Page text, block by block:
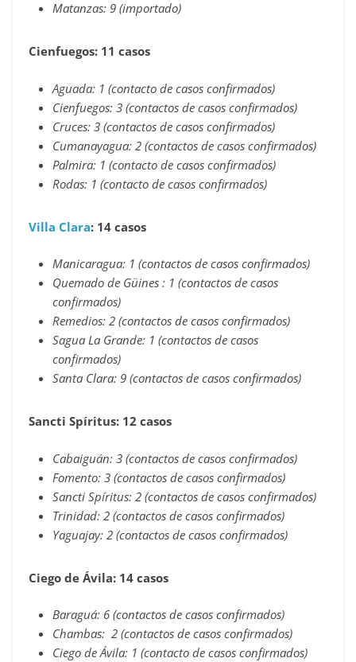
Matanzas: 9 (importado)
Cienfuegos: 11 casos
Aguada: 1 (contacto de casos confirmados)
Cienfuegos: 3 (contactos de casos confirmados)
Cruces: 3 (contactos de casos confirmados)
Cumanayagua: 2 (contactos de casos confirmados)
Palmira: 1 (contacto de casos confirmados)
Rodas: 1 (contacto de casos confirmados)
Villa Clara: 14 casos
Manicaragua: 1 (contactos de casos confirmados)
Quemado de Güines : 1 (contactos de casos
confirmados)
Remedios: 2 (contactos de casos confirmados)
Sagua La Grande: 1 (contactos de casos
confirmados)
Santa Clara: 9 (contactos de casos confirmados)
Sancti Spíritus: 12 casos
Cabaiguán: 3 (contactos de casos confirmados)
Fomento: 3 (contactos de casos confirmados)
Sancti Spíritus: 2 (contactos de casos confirmados)
Trinidad: 2 (contactos de casos confirmados)
Yaguajay: 2 (contactos de casos confirmados)
Ciego de Ávila: 14 casos
Baraguá: 6 (contactos de casos confirmados)
Chambas: 2 (contactos de casos confirmados)
Ciego de Ávila: 1 (contacto de casos confirmados)